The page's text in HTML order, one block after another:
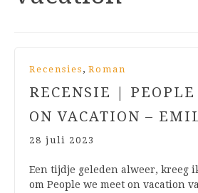
Recensies , Roman
RECENSIE |
ON VACATION –
28 juli 2023
Een tijdje geleden alweer, kreeg
om People we meet on vacation